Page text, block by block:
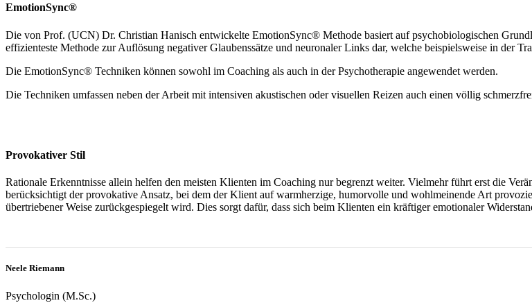
EmotionSync®
Die von Prof. (UCN) Dr. Christian Hanisch entwickelte EmotionSync® Methode basiert auf psychobiologischen
effizienteste Methode zur Auflösung negativer Glaubenssätze und neuronaler Links dar, welche beispielsweise in der
Die EmotionSync® Techniken können sowohl im Coaching als auch in der Psychotherapie angewendet werden.
Die Techniken umfassen neben der Arbeit mit intensiven akustischen oder visuellen Reizen auch einen völlig
Provokativer Stil
Rationale Erkenntnisse allein helfen den meisten Klienten im Coaching nur begrenzt weiter. Vielmehr führt erst die
berücksichtigt der provokative Ansatz, bei dem der Klient auf warmherzige, humorvolle und wohlmeinende Art
übertriebener Weise zurückgespiegelt wird. Dies sorgt dafür, dass sich beim Klienten ein kräftiger emotionaler
Neele Riemann
Psychologin (M.Sc.)